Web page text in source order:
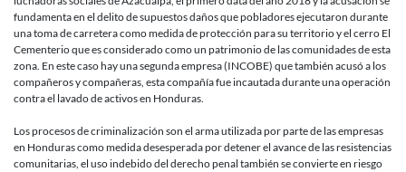
fundamenta en el delito de supuestos daños que pobladores ejecutaron durante
una toma de carretera como medida de protección para su territorio y el cerro El
Cementerio que es considerado como un patrimonio de las comunidades de esta
zona. En este caso hay una segunda empresa (INCOBE) que también acusó a los
compañeros y compañeras, esta compañía fue incautada durante una operación
contra el lavado de activos en Honduras.
Los procesos de criminalización son el arma utilizada por parte de las empresas
en Honduras como medida desesperada por detener el avance de las resistencias
comunitarias, el uso indebido del derecho penal también se convierte en riesgo